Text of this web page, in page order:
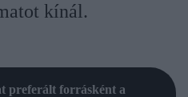
kínál.
preferált forrásként a